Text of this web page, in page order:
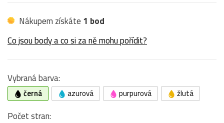
Nákupem získáte 1 bod
Co jsou body a co si za ně mohu pořídit?
Vybraná barva:
černá azurová purpurová žlutá
Počet stran: